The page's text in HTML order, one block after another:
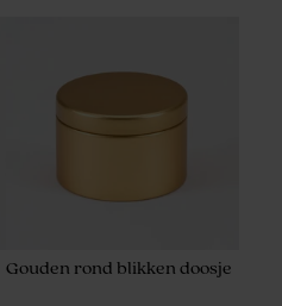
Gouden rond blikken doosje